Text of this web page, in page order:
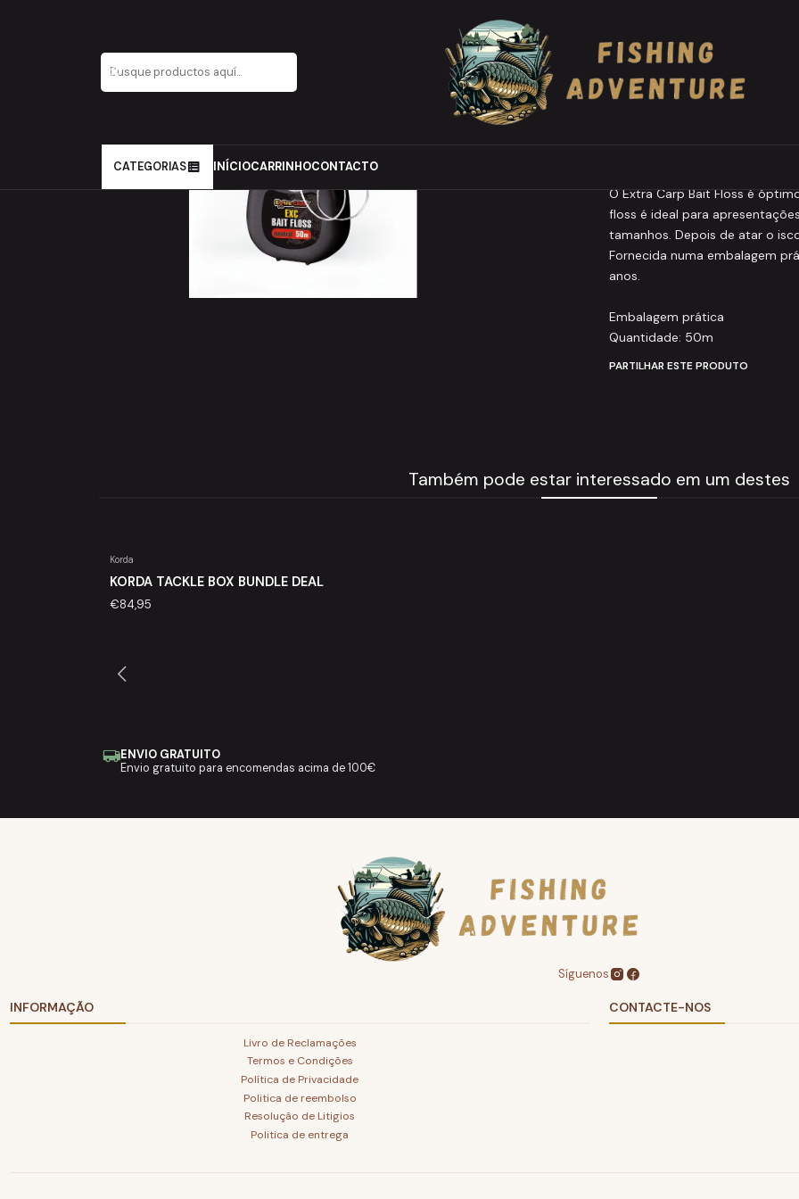
CATEGORIAS INÍCIOCARRINHOCONTACTO
Extra Carp Bait Floss 50m
|
Extra Carp Bait
O Extra Carp Bait Floss é
floss é ideal para
tamanhos. Depois de atar o
Fornecida numa embalagem
anos.
Embalagem prática
Quantidade: 50m
PARTILHAR ESTE PRODUTO
Também pode estar interessado em um destes
Korda
KORDA TACKLE BOX BUNDLE DEAL
€84,95
ENVIO GRATUITO
Envio gratuito para encomendas acima de 100€
Síguenos
INFORMAÇÃO
Livro de Reclamações
Termos e Condições
Política de Privacidade
Politica de reembolso
Resolução de Litigios
Politica de entrega
CONTACTE-NOS